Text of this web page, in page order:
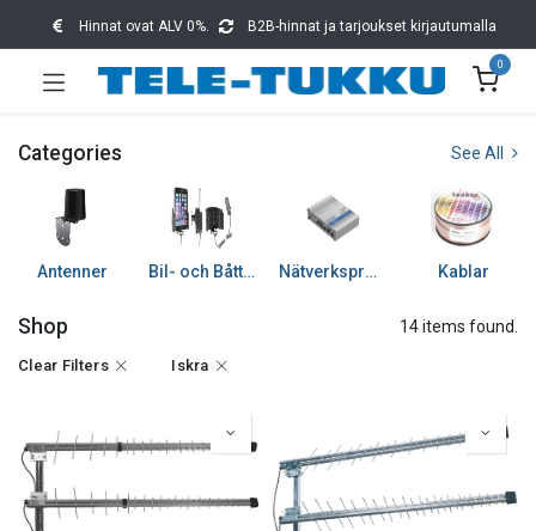
Hinnat ovat ALV 0%. B2B-hinnat ja tarjoukset kirjautumalla
0
Categories See All
Antenner Bil- och Båttillbehör Nätverksprodukter Kablar
Shop 14 items found.
Clear Filters Iskra